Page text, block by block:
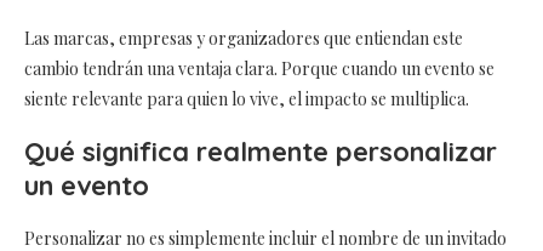
Las marcas, empresas y organizadores que entiendan este
cambio tendrán una ventaja clara. Porque cuando un evento se
siente relevante para quien lo vive, el impacto se multiplica.
Qué significa realmente personalizar
un evento
Personalizar no es simplemente incluir el nombre de un invitado